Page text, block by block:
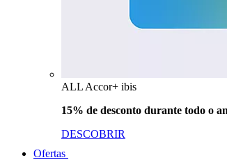
ALL Accor+ ibis
15% de desconto durante todo o
DESCOBRIR
Ofertas